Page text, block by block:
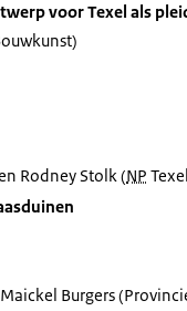
voor Texel als
Rodney Stolk (NP
Burgers